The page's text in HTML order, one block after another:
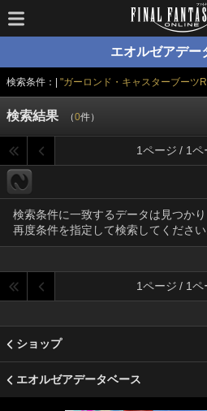
エオルゼアデー
検索条件：| "ガーロンド・キャスターブーツ
検索結果 （0件）
1ページ / 1ペ
検索条件に一致するデータは見つかり
再度条件を指定して検索してください
1ページ / 1ペ
ショップ
エオルゼアデータベース